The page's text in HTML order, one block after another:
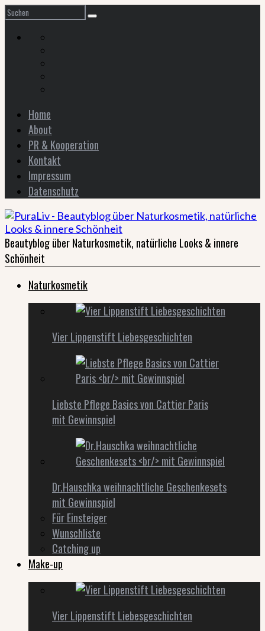
Home
About
PR & Kooperation
Kontakt
Impressum
Datenschutz
Beautyblog über Naturkosmetik, natürliche Looks & innere
Schönheit
Naturkosmetik
Vier Lippenstift Liebesgeschichten
Liebste Pflege Basics von Cattier Paris
mit Gewinnspiel
Dr.Hauschka weihnachtliche Geschenkesets
mit Gewinnspiel
Für Einsteiger
Wunschliste
Catching up
Make-up
Vier Lippenstift Liebesgeschichten